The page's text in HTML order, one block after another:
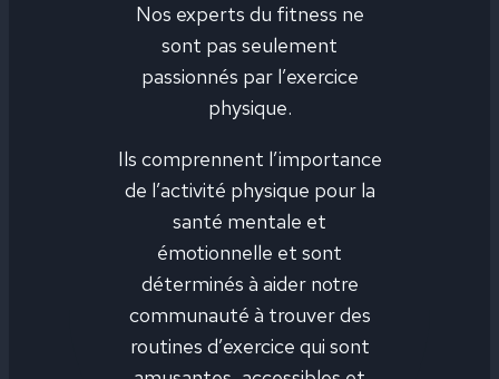
Nos experts du fitness ne
sont pas seulement
passionnés par l’exercice
physique.
Ils comprennent l’importance
de l’activité physique pour la
santé mentale et
émotionnelle et sont
déterminés à aider notre
communauté à trouver des
routines d’exercice qui sont